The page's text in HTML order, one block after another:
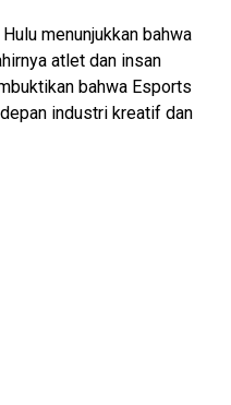
menunjukkan bahwa
atlet dan insan
bahwa Esports
industri kreatif dan